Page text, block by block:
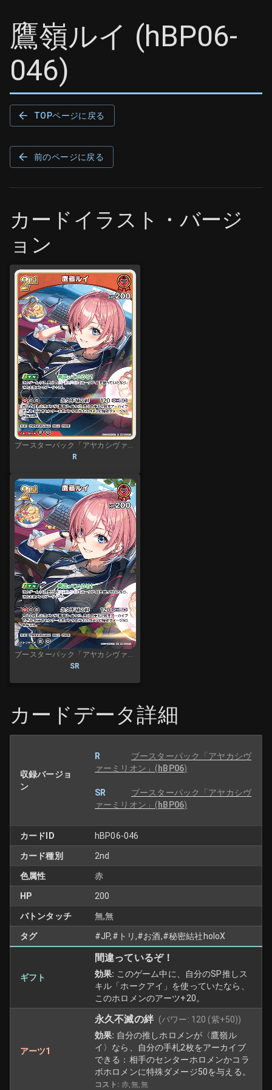
鷹嶺ルイ (hBP06-
046)
TOPページに戻る
前のページに戻る
カードイラスト・バージ
ョン
R
SR
カードデータ詳細
収録バージョ
ン
R
ブースターパック「アヤカシヴ
ァーミリオン」 (hBP06)
SR
ブースターパック「アヤカシヴ
ァーミリオン」 (hBP06)
カードID hBP06-046
カード種別 2nd
色属性 赤
HP 200
バトンタッチ 無,無
タグ #JP,#トリ,#お酒,#秘密結社holoX
ギフト
間違っているぞ！
効果: このゲーム中に、自分のSP推しス
キル「ホークアイ」を使っていたなら、
このホロメンのアーツ+20。
アーツ1
永久不滅の絆 (パワー: 120 (紫+50))
効果: 自分の推しホロメンが〈鷹嶺ル
イ〉なら、自分の手札2枚をアーカイブ
できる：相手のセンターホロメンかコラ
ボホロメンに特殊ダメージ50を与える。
コスト: 赤,無,無